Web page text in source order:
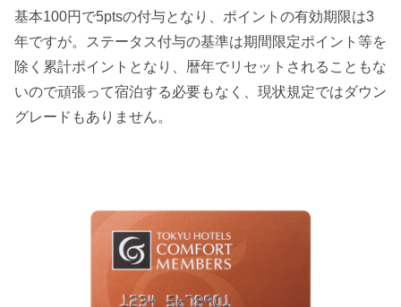
基本100円で5ptsの付与となり、ポイントの有効期限は3
年ですが。ステータス付与の基準は期間限定ポイント等を
除く累計ポイントとなり、暦年でリセットされることもな
いので頑張って宿泊する必要もなく、現状規定ではダウン
グレードもありません。